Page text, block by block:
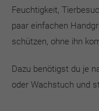
Feuchtigkeit,
paar einfachen
schützen, ohne ihn
Dazu benötigst du je
oder Wachstuch und